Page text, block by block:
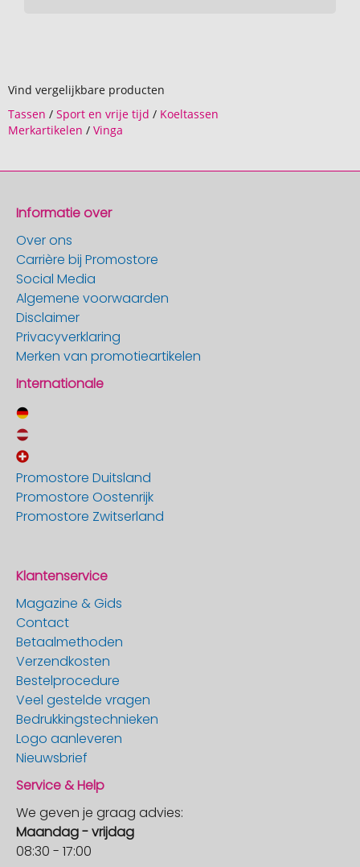
Vind vergelijkbare producten
Tassen / Sport en vrije tijd / Koeltassen
Merkartikelen / Vinga
Informatie over
Over ons
Carrière bij Promostore
Social Media
Algemene voorwaarden
Disclaimer
Privacyverklaring
Merken van promotieartikelen
Internationale
Promostore Duitsland
Promostore Oostenrijk
Promostore Zwitserland
Klantenservice
Magazine & Gids
Contact
Betaalmethoden
Verzendkosten
Bestelprocedure
Veel gestelde vragen
Bedrukkingstechnieken
Logo aanleveren
Nieuwsbrief
Service & Help
We geven je graag advies:
Maandag - vrijdag
08:30 - 17:00